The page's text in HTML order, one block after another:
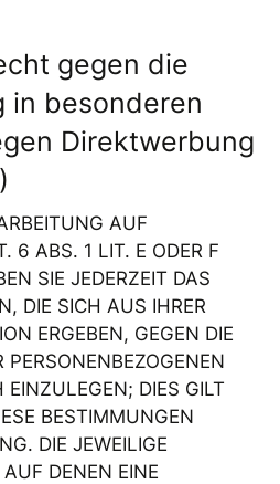
gegen die
in besonderen
Direktwerbung
AUF
6 ABS. 1 LIT. E ODER F
SIE JEDERZEIT DAS
DIE SICH AUS IHRER
ERGEBEN, GEGEN DIE
PERSONENBEZOGENEN
EINZULEGEN; DIES GILT
BESTIMMUNGEN
DIE JEWEILIGE
DENEN EINE